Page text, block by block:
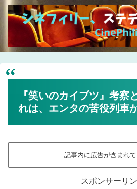
『笑いのカイブツ』考察
れは、エンタの苦役列車
記事内に広告が含まれて
スポンサーリ